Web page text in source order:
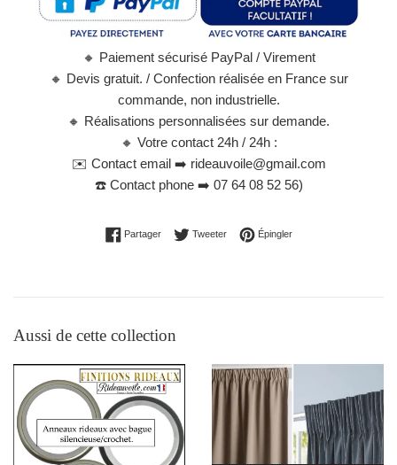
🔸 Paiement sécurisé PayPal / Virement
🔸 Devis gratuit. / Confection réalisée en France sur
commande, non industrielle.
🔸 Réalisations personnalisées sur demande.
🔸 Votre contact 24h / 24h :
✉️ Contact email ➡️ rideauvoile@gmail.com
☎️Contact phone ➡️ 07 64 08 52 56)
PartagerPartager sur Facebook
TweeterTweeter sur Twitter
ÉpinglerÉpingler sur Pinterest
Aussi de cette collection